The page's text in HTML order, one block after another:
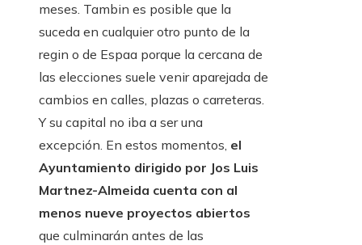
meses. Tambin es posible que la
suceda en cualquier otro punto de la
regin o de Espaa porque la cercana de
las elecciones suele venir aparejada de
cambios en calles, plazas o carreteras.
Y su capital no iba a ser una
excepción. En estos momentos, el
Ayuntamiento dirigido por Jos Luis
Martnez-Almeida cuenta con al
menos nueve proyectos abiertos
que culminarán antes de las